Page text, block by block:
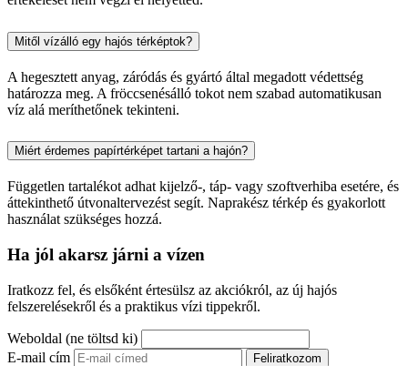
Mitől vízálló egy hajós térképtok?
A hegesztett anyag, záródás és gyártó által megadott védettség
határozza meg. A fröccsenésálló tokot nem szabad automatikusan
víz alá meríthetőnek tekinteni.
Miért érdemes papírtérképet tartani a hajón?
Független tartalékot adhat kijelző-, táp- vagy szoftverhiba esetére, és
áttekinthető útvonaltervezést segít. Naprakész térkép és gyakorlott
használat szükséges hozzá.
Ha jól akarsz járni a vízen
Iratkozz fel, és elsőként értesülsz az akciókról, az új hajós
felszerelésekről és a praktikus vízi tippekről.
Weboldal (ne töltsd ki)
E-mail cím
Feliratkozom